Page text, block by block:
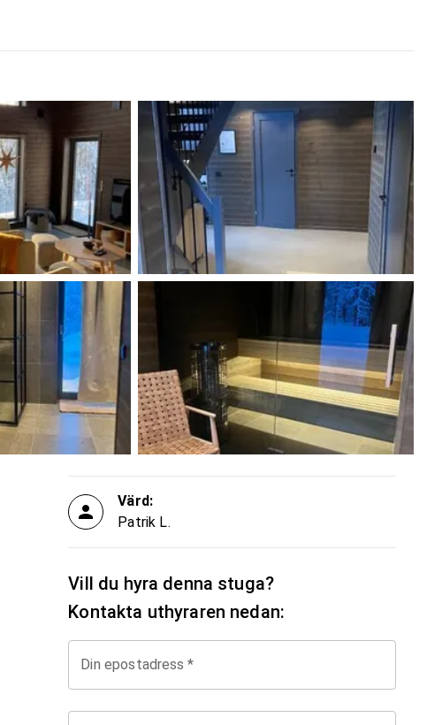
Värd:
Patrik L.
Vill du hyra denna stuga?
Kontakta uthyraren nedan:
Din epostadress *